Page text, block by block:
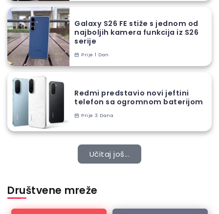
Galaxy S26 FE stiže s jednom od
najboljih kamera funkcija iz S26
serije
Prije 1 Dan
Redmi predstavio novi jeftini
telefon sa ogromnom baterijom
Prije 3 Dana
Učitaj još...
Društvene mreže